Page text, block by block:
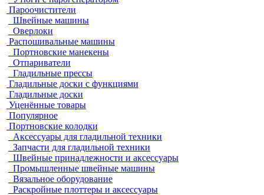
Пароочистители
Швейные машины
Оверлоки
Распошивальные машины
Портновские манекены
Отпариватели
Гладильные прессы
Гладильные доски с функциями
Гладильные доски
Уценённые товары
Популярное
Портновские колодки
Аксессуары для гладильной техники
Запчасти для гладильной техники
Швейные принадлежности и аксессуары
Промышленные швейные машины
Вязальное оборудование
Раскройные плоттеры и аксессуары